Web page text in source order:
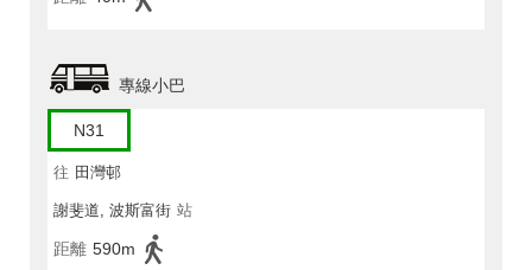
專線小巴
N31
往 田灣邨
謝斐道, 波斯富街 站
距離 590m